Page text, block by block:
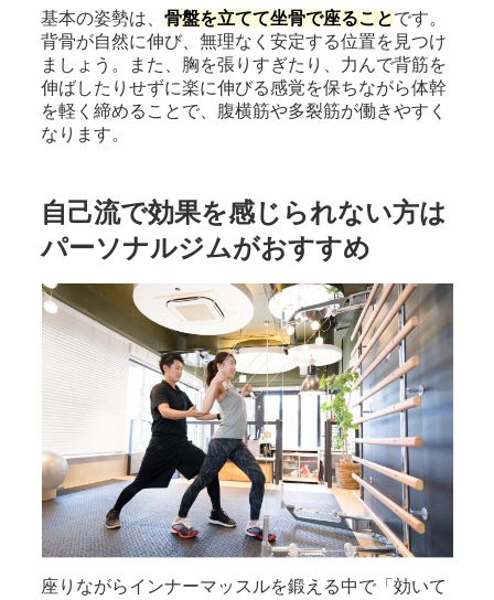
基本の姿勢は、骨盤を立てて坐骨で座ることです。
背骨が自然に伸び、無理なく安定する位置を見つけ
ましょう。また、胸を張りすぎたり、力んで背筋を
伸ばしたりせずに楽に伸びる感覚を保ちながら体幹
を軽く締めることで、腹横筋や多裂筋が働きやすく
なります。
自己流で効果を感じられない方は
パーソナルジムがおすすめ
座りながらインナーマッスルを鍛える中で「効いて